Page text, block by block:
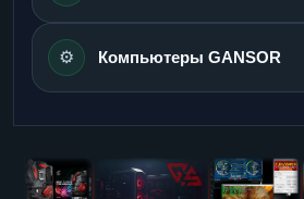
⚙️ Компьютеры GANSOR